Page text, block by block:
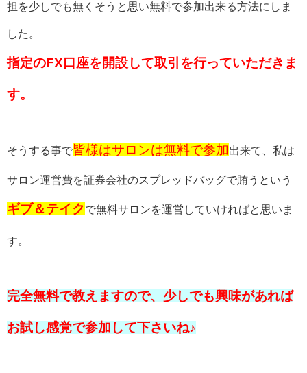
担を少しでも無くそうと思い無料で参加出来る方法にしま
した。
指定のFX口座を開設して取引を行っていただきま
す。
そうする事で皆様はサロンは無料で参加出来て、 私は
サロン運営費を証券会社のスプレッドバッグで賄うという
ギブ＆テイクで無料サロンを運営していければと思いま
す。
完全無料で教えますので、少しでも興味があれば
お試し感覚で参加して下さいね♪